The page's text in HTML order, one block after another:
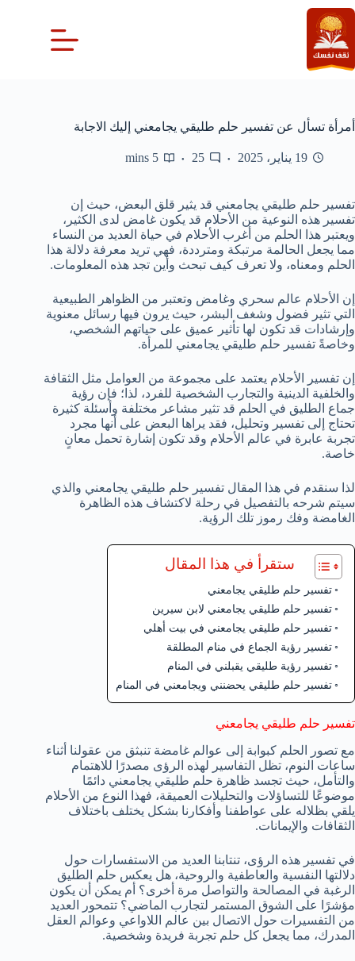
التجاوز
إلى
المحتوى
أمرأة تسأل عن تفسير حلم طليقي يجامعني إليك الاجابة
19 يناير، 2025 25
5 mins
تفسير حلم طليقي يجامعني قد يثير قلق البعض، حيث إن
تفسير هذه النوعية من الأحلام قد يكون غامض لدى الكثير،
ويعتبر هذا الحلم من أغرب الأحلام في حياة العديد من النساء
مما يجعل الحالمة مرتبكة ومترددة، فهي تريد معرفة دلالة هذا
الحلم ومعناه، ولا تعرف كيف تبحث وأين تجد هذه المعلومات.
إن الأحلام عالم سحري وغامض وتعتبر من الظواهر الطبيعية
التي تثير فضول وشغف البشر، حيث يرون فيها رسائل معنوية
وإرشادات قد تكون لها تأثير عميق على حياتهم الشخصي،
وخاصةً تفسير حلم طليقي يجامعني للمرأة.
إن تفسير الأحلام يعتمد على مجموعة من العوامل مثل الثقافة
والخلفية الدينية والتجارب الشخصية للفرد، لذا؛ فإن رؤية
جماع الطليق في الحلم قد تثير مشاعر مختلفة وأسئلة كثيرة
تحتاج إلى تفسير وتحليل، فقد يراها البعض على أنها مجرد
تجربة عابرة في عالم الأحلام وقد تكون إشارة تحمل معانٍ
خاصة.
لذا سنقدم في هذا المقال تفسير حلم طليقي يجامعني والذي
سيتم شرحه بالتفصيل في رحلة لاكتشاف هذه الظاهرة
الغامضة وفك رموز تلك الرؤية.
ستقرأ في هذا المقال
تفسير حلم طليقي يجامعني
تفسير حلم طليقي يجامعني لابن سيرين
تفسير حلم طليقي يجامعني في بيت أهلي
تفسير رؤية الجماع في منام المطلقة
تفسير رؤية طليقي يقبلني في المنام
تفسير حلم طليقي يحضنني ويجامعني في المنام
تفسير حلم طليقي يجامعني
مع تصور الحلم كبوابة إلى عوالم غامضة تنبثق من عقولنا أثناء
ساعات النوم، تظل التفاسير لهذه الرؤى مصدرًا للاهتمام
والتأمل، حيث تجسد ظاهرة حلم طليقي يجامعني دائمًا
موضوعًا للتساؤلات والتحليلات العميقة، فهذا النوع من الأحلام
يلقي بظلاله على عواطفنا وأفكارنا بشكل يختلف باختلاف
الثقافات والإيمانات.
في تفسير هذه الرؤى، تنتابنا العديد من الاستفسارات حول
دلالتها النفسية والعاطفية والروحية، هل يعكس حلم الطليق
الرغبة في المصالحة والتواصل مرة أخرى؟ أم يمكن أن يكون
مؤشرًا على الشوق المستمر لتجارب الماضي؟ تتمحور العديد
من التفسيرات حول الاتصال بين عالم اللاواعي وعوالم العقل
المدرك، مما يجعل كل حلم تجربة فريدة وشخصية.